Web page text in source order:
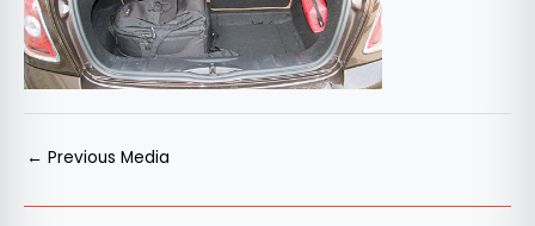
← Previous Media